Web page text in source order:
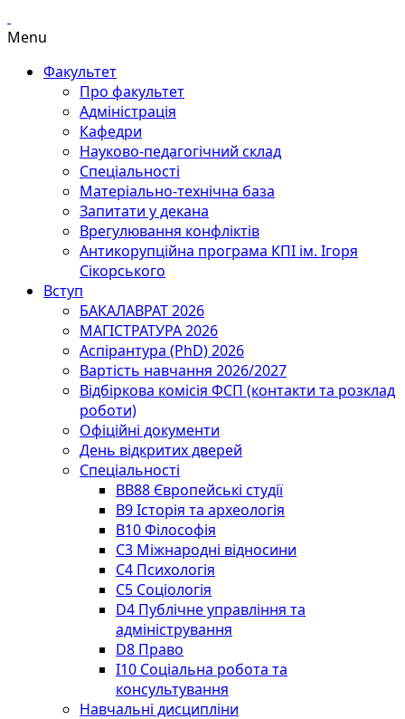
Menu
Факультет
Про факультет
Адміністрація
Кафедри
Науково-педагогічний склад
Спеціальності
Матеріально-технічна база
Запитати у декана
Врегулювання конфліктів
Антикорупційна програма КПІ ім. Ігоря
Сікорського
Вступ
БАКАЛАВРАТ 2026
МАГІСТРАТУРА 2026
Аспірантура (PhD) 2026
Вартість навчання 2026/2027
Відбіркова комісія ФСП (контакти та розклад
роботи)
Офіційні документи
День відкритих дверей
Спеціальності
BВ88 Європейські студії
B9 Історія та археологія
B10 Філософія
C3 Міжнародні відносини
C4 Психологія
С5 Соціологія
D4 Публічне управління та
адміністрування
D8 Право
I10 Соціальна робота та
консультування
Навчальні дисципліни